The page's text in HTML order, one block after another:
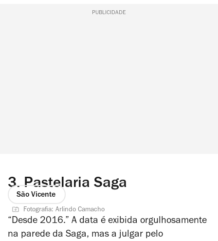
PUBLICIDADE
3. Pastelaria Saga
São Vicente
Fotografia: Arlindo Camacho
“Desde 2016.” A data é exibida orgulhosamente
na parede da Saga, mas a julgar pelo